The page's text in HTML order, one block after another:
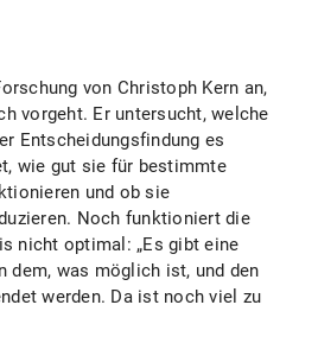
von Christoph Kern an,
vorgeht. Er untersucht, welche
Entscheidungsfindung es
wie gut sie für bestimmte
und ob sie
Noch funktioniert die
nicht optimal: „Es gibt eine
dem, was möglich ist, und den
werden. Da ist noch viel zu